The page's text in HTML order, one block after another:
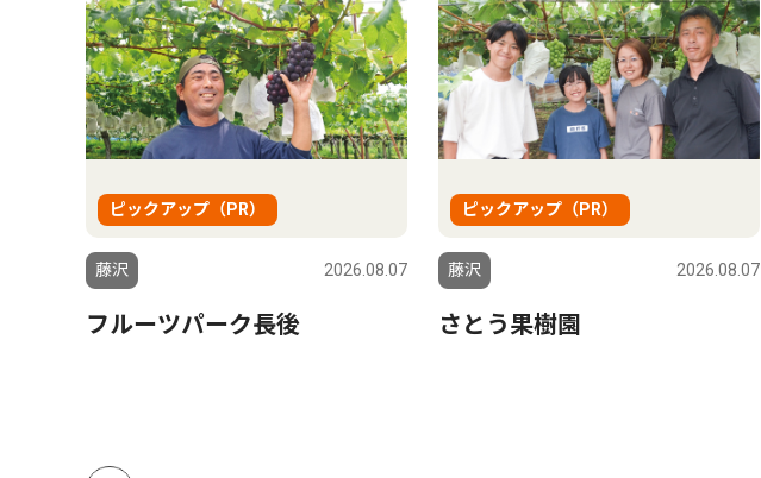
ピックアップ（PR）
藤沢 2026.08.07
フルーツパーク長後
ピックアップ（PR）
藤沢 2026.08.07
さとう果樹園